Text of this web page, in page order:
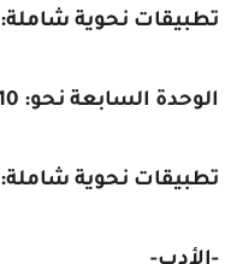
تطبيقات نحوية شاملة: 01:53:16
الوحدة السابعة نحو: 02:46:10
تطبيقات نحوية شاملة: 03:37:18